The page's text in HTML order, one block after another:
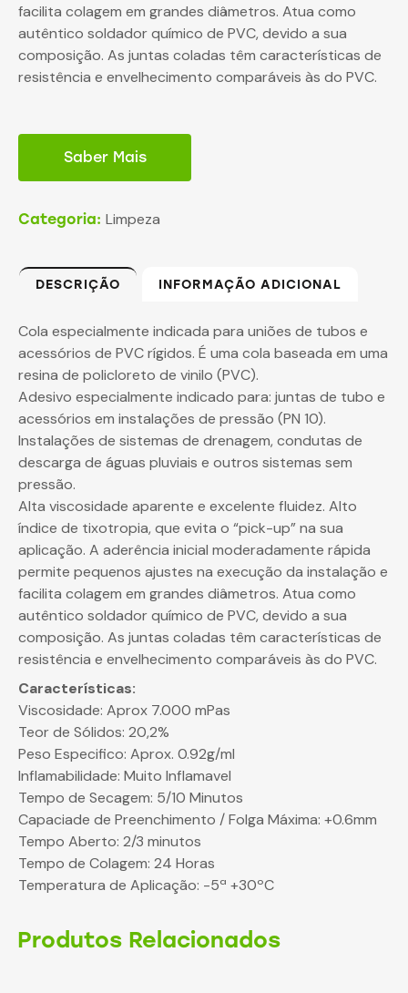
facilita colagem em grandes diâmetros. Atua como
autêntico soldador químico de PVC, devido a sua
composição. As juntas coladas têm características de
resistência e envelhecimento comparáveis às do PVC.
Saber Mais
Categoria: Limpeza
DESCRIÇÃO INFORMAÇÃO ADICIONAL
Cola especialmente indicada para uniões de tubos e
acessórios de PVC rígidos. É uma cola baseada em uma
resina de policloreto de vinilo (PVC).
Adesivo especialmente indicado para: juntas de tubo e
acessórios em instalações de pressão (PN 10).
Instalações de sistemas de drenagem, condutas de
descarga de águas pluviais e outros sistemas sem
pressão.
Alta viscosidade aparente e excelente fluidez. Alto
índice de tixotropia, que evita o “pick-up” na sua
aplicação. A aderência inicial moderadamente rápida
permite pequenos ajustes na execução da instalação e
facilita colagem em grandes diâmetros. Atua como
autêntico soldador químico de PVC, devido a sua
composição. As juntas coladas têm características de
resistência e envelhecimento comparáveis às do PVC.
Características:
Viscosidade: Aprox 7.000 mPas
Teor de Sólidos: 20,2%
Peso Especifico: Aprox. 0.92g/ml
Inflamabilidade: Muito Inflamavel
Tempo de Secagem: 5/10 Minutos
Capaciade de Preenchimento / Folga Máxima: +0.6mm
Tempo Aberto: 2/3 minutos
Tempo de Colagem: 24 Horas
Temperatura de Aplicação: -5ª +30ºC
Produtos Relacionados